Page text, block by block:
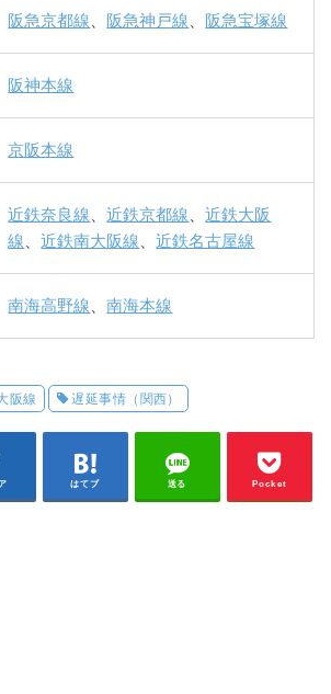
阪急京都線、 阪急神戸線、 阪急宝塚線
阪神本線
京阪本線
近鉄奈良線、近鉄京都線、近鉄大阪
線、近鉄南大阪線、近鉄名古屋線
南海高野線、南海本線
阪線 遅延事情（関西）
はてブ 送る Pocket